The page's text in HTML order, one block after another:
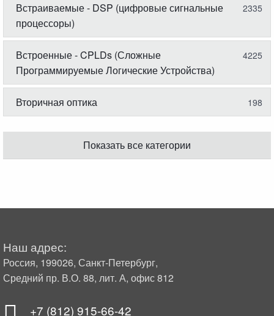
Встраиваемые - DSP (цифровые сигнальные
процессоры)
2335
Встроенные - CPLDs (Сложные
Программируемые Логические Устройства)
4225
Вторичная оптика 198
Показать все категории
Наш адрес:
Россия, 199026, Санкт-Петербург,
Средний пр. В.О. 88, лит. А, офис 812
+7 (812) 915-66-42